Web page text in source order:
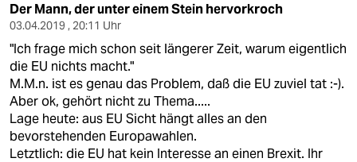
Der Mann, der unter einem Stein hervorkroch
03.04.2019 , 20:11 Uhr
"Ich frage mich schon seit längerer Zeit, warum eigentlich
die EU nichts macht."
M.M.n. ist es genau das Problem, daß die EU zuviel tat :-).
Aber ok, gehört nicht zu Thema.....
Lage heute: aus EU Sicht hängt alles an den
bevorstehenden Europawahlen.
Letztlich: die EU hat kein Interesse an einen Brexit. Ihr